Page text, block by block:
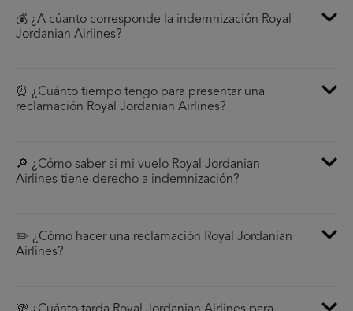
💰 ¿A cúanto corresponde la indemnización Royal
Jordanian Airlines?
⏰ ¿Cuánto tiempo tengo para presentar una
reclamación Royal Jordanian Airlines?
🔎 ¿Cómo saber si mi vuelo Royal Jordanian
Airlines tiene derecho a indemnización?
✏️ ¿Cómo hacer una reclamación Royal Jordanian
Airlines?